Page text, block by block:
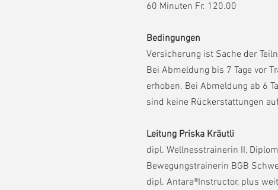
60 Minuten Fr. 120.00
Bedingungen
Versicherung ist Sache der
Bei Abmeldung bis 7 Tage vor
erhoben. Bei Abmeldung ab 6
sind keine Rückerstattungen
Leitung Priska Kräutli
dipl. Wellnesstrainerin II,
Bewegungstrainerin BGB
dipl. Antara®Instructor, plus